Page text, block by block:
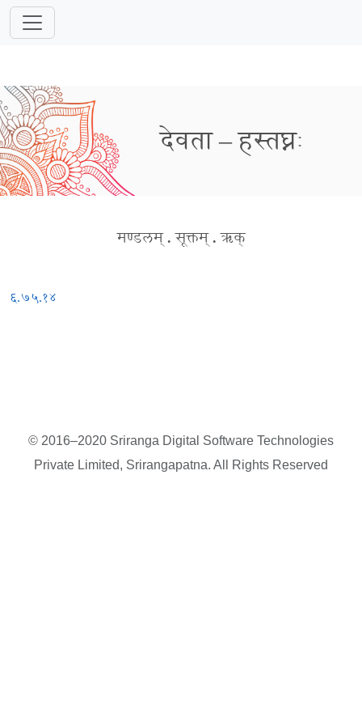
देवता – हस्तघ्नः
मण्डलम् . सूक्तम् . ऋक्
६.७५.१४
© 2016–2020 Sriranga Digital Software Technologies
Private Limited, Srirangapatna. All Rights Reserved